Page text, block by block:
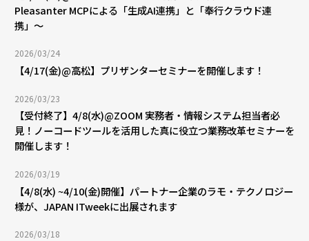
Pleasanter MCPによる「生成AI連携」と「奉行クラウド連
携」〜
2026/03/24
【4/17(金)@高松】プリザンターセミナーを開催します！
2026/03/23
【受付終了】4/8(水)@ZOOM 実務者・情報システム担当者必
見！ノーコードツールを活用した真に役立つ業務改革セミナーを
開催します！
2026/03/19
【4/8(水) ~4/10(金)開催】パートナー企業のラモ・テクノロジー
様が、JAPAN ITweekに出展されます
2026/03/18